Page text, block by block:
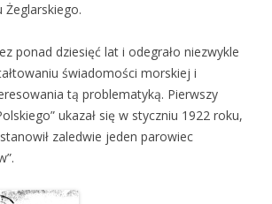
Żeglarskiego.
ponad dziesięć lat i odegrało niezwykle
świadomości morskiej i
tą problematyką. Pierwszy
ukazał się w styczniu 1922 roku,
zaledwie jeden parowiec